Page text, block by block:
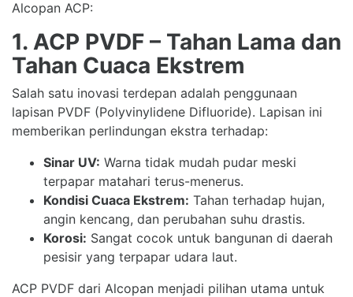
Alcopan ACP:
1. ACP PVDF – Tahan Lama dan
Tahan Cuaca Ekstrem
Salah satu inovasi terdepan adalah penggunaan
lapisan PVDF (Polyvinylidene Difluoride). Lapisan ini
memberikan perlindungan ekstra terhadap:
Sinar UV: Warna tidak mudah pudar meski
terpapar matahari terus-menerus.
Kondisi Cuaca Ekstrem: Tahan terhadap hujan,
angin kencang, dan perubahan suhu drastis.
Korosi: Sangat cocok untuk bangunan di daerah
pesisir yang terpapar udara laut.
ACP PVDF dari Alcopan menjadi pilihan utama untuk